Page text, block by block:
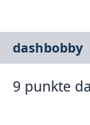
dashbobby
9 punkte